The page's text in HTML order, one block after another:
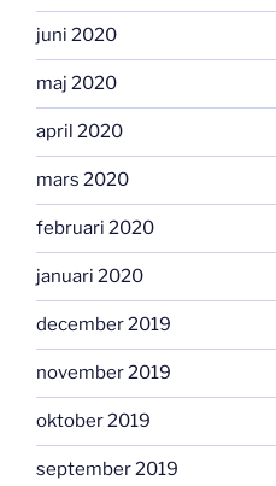
juni 2020
maj 2020
april 2020
mars 2020
februari 2020
januari 2020
december 2019
november 2019
oktober 2019
september 2019